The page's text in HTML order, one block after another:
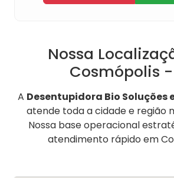
Nossa
Cosmópolis -
A Desentupidora Bio Soluções
atende toda a cidade e região
Nossa base operacional
atendimento rápido em